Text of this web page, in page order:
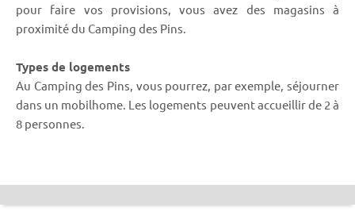
pour faire vos provisions, vous avez des magasins à
proximité du Camping des Pins.
Types de logements
Au Camping des Pins, vous pourrez, par exemple, séjourner
dans un mobilhome. Les logements peuvent accueillir de 2 à
8 personnes.